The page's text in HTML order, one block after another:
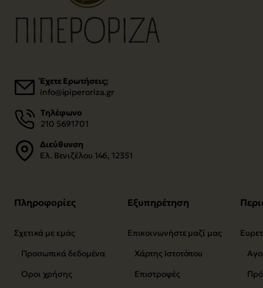
Έχετε Ερωτήσεις;
info@ipiperoriza.gr
Τηλέφωνο
210 5691701
Διεύθυνση
Ελ. Βενιζέλου 146, 12351
Πληροφορίες
Σχετικά με εμάς
Προσωπικά δεδομένα
Όροι χρήσης
Εξυπηρέτηση
Επικοινωνήστε μαζί μας
Χάρτης Ιστοτόπου
Επιστροφές